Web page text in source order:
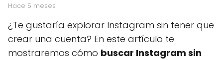
hace 5 meses
¿Te gustaría explorar Instagram sin tener que
crear una cuenta? En este artículo te
mostraremos cómo buscar Instagram sin